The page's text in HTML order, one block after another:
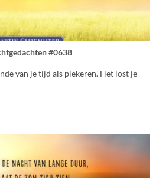
#0638
van je tijd als piekeren. Het lost je